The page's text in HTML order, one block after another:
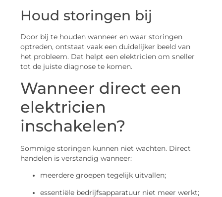
Houd storingen bij
Door bij te houden wanneer en waar storingen
optreden, ontstaat vaak een duidelijker beeld van
het probleem. Dat helpt een elektricien om sneller
tot de juiste diagnose te komen.
Wanneer direct een
elektricien
inschakelen?
Sommige storingen kunnen niet wachten. Direct
handelen is verstandig wanneer:
meerdere groepen tegelijk uitvallen;
essentiële bedrijfsapparatuur niet meer werkt;